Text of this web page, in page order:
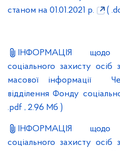
станом на 01.01.2021 р.
(
ІНФОРМАЦІЯ щодо
соціального захисту осіб
масової інформації
відділення Фонду
.pdf , 2.96 Мб )
ІНФОРМАЦІЯ щодо
соціального захисту осіб